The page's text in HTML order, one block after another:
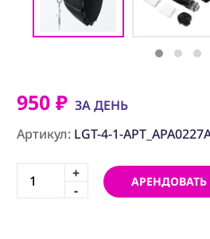
(CNS) РАСХОДНЫЕ
МАТЕРИАЛЫ
Аренда
Специалисты
950 ₽ ЗА ДЕНЬ
Артикул: LGT-4-1-
+
-
АРЕНДОВАТЬ